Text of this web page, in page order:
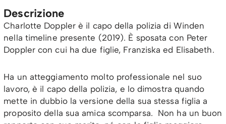
Descrizione
Charlotte Doppler è il capo della polizia di Winden
nella timeline presente (2019). È sposata con Peter
Doppler con cui ha due figlie, Franziska ed Elisabeth.
Ha un atteggiamento molto professionale nel suo
lavoro, è il capo della polizia, e lo dimostra quando
mette in dubbio la versione della sua stessa figlia a
proposito della sua amica scomparsa. Non ha un buon